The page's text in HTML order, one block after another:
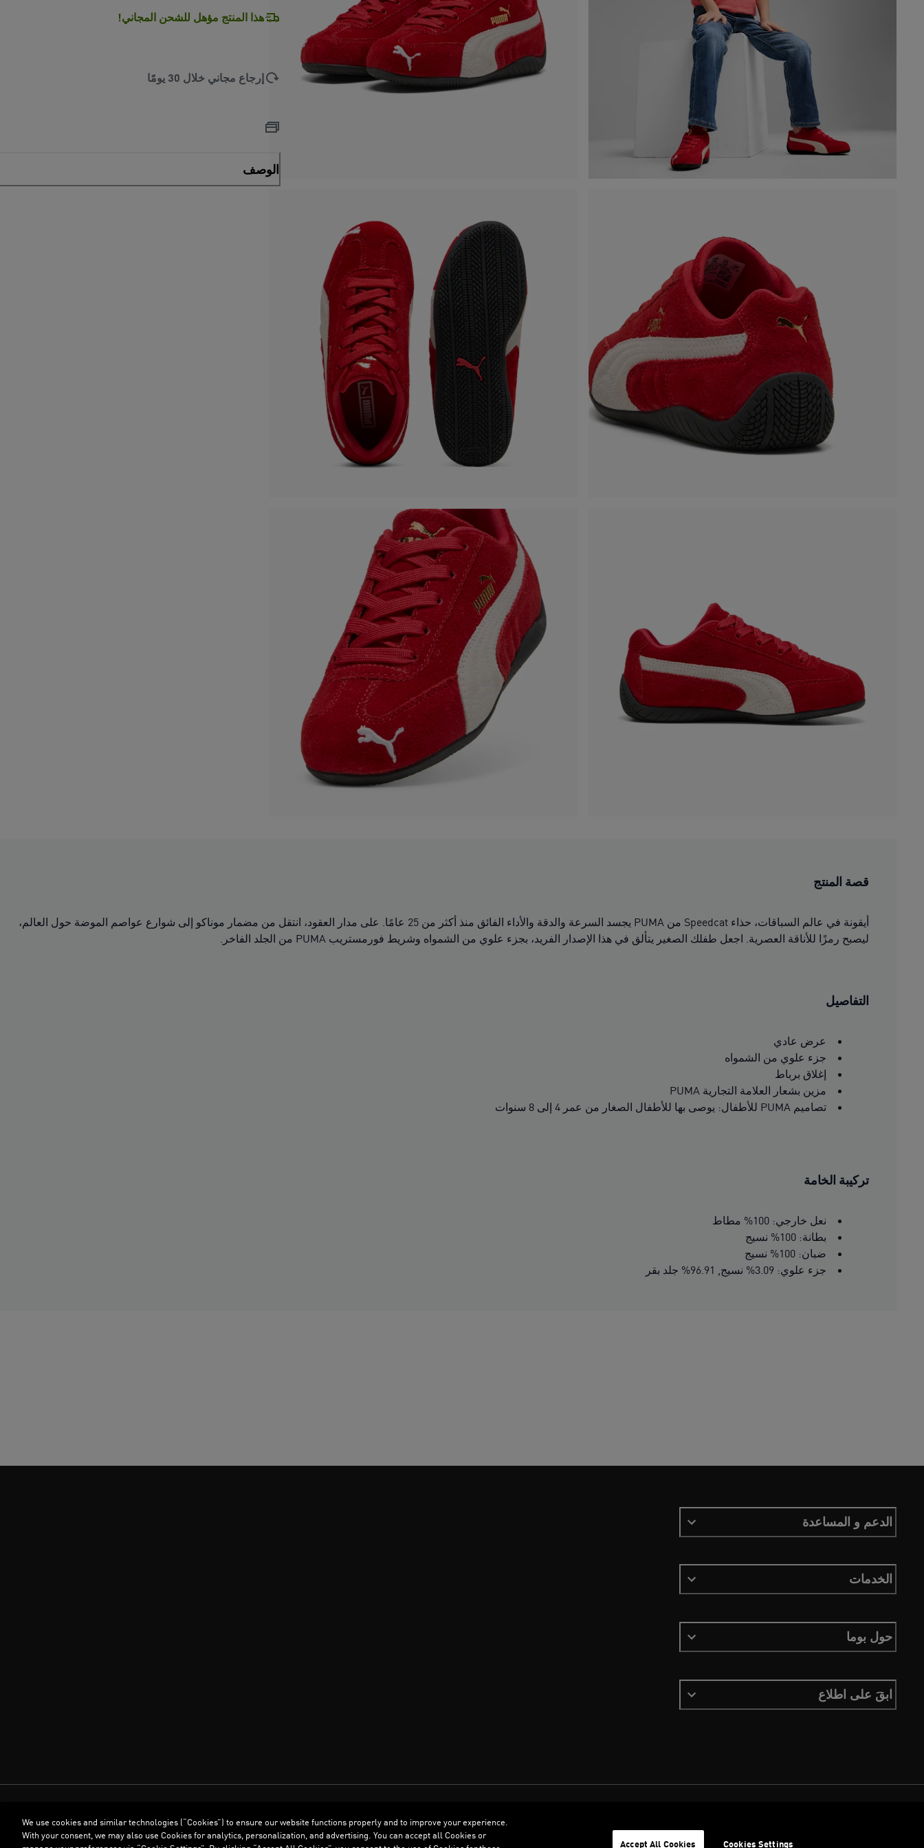
هذا المنتج مؤهل للشحن المجاني!
إرجاع مجاني خلال 30 يومًا
الوصف
قصة المنتج
أيقونة في عالم السباقات، حذاء Speedcat من PUMA يجسد السرعة والدقة والأداء الفائق منذ أكثر من 25 عامًا. على مدار العقود، انتقل من مضمار موناكو إلى شوارع عواصم الموضة حول العالم،
ليصبح رمزًا للأناقة العصرية. اجعل طفلك الصغير يتألق في هذا الإصدار الفريد، بجزء علوي من الشمواه وشريط فورمستريب PUMA من الجلد الفاخر.
التفاصيل
عرض عادي
جزء علوي من الشمواه
إغلاق برباط
مزين بشعار العلامة التجارية PUMA
تصاميم PUMA للأطفال: يوصى بها للأطفال الصغار من عمر 4 إلى 8 سنوات
تركيبة الخامة
نعل خارجي: 100% مطاط
بطانة: 100% نسيج
ضبان: 100% نسيج
جزء علوي: 3.09% نسيج, 96.91% جلد بقر
الدعم و المساعدة
الخدمات
حول بوما
ابقَ على اطلاع
العربية
We use cookies and similar technologies (“Cookies”) to ensure our website functions properly and to improve your experience.
With your consent, we may also use Cookies for analytics, personalization, and advertising. You can accept all Cookies or
Cookies Settings
Accept All Cookies